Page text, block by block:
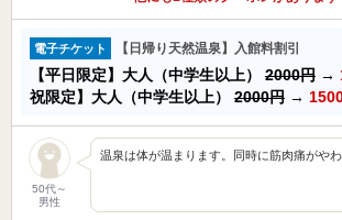
電子チケット 【日帰り天然温泉】入館料割引
【平日限定】大人（中学生以上） 2000円 →
祝限定】大人（中学生以上） 2000円 →
50代～
男性
温泉は体が温まります。同時に筋肉痛がや